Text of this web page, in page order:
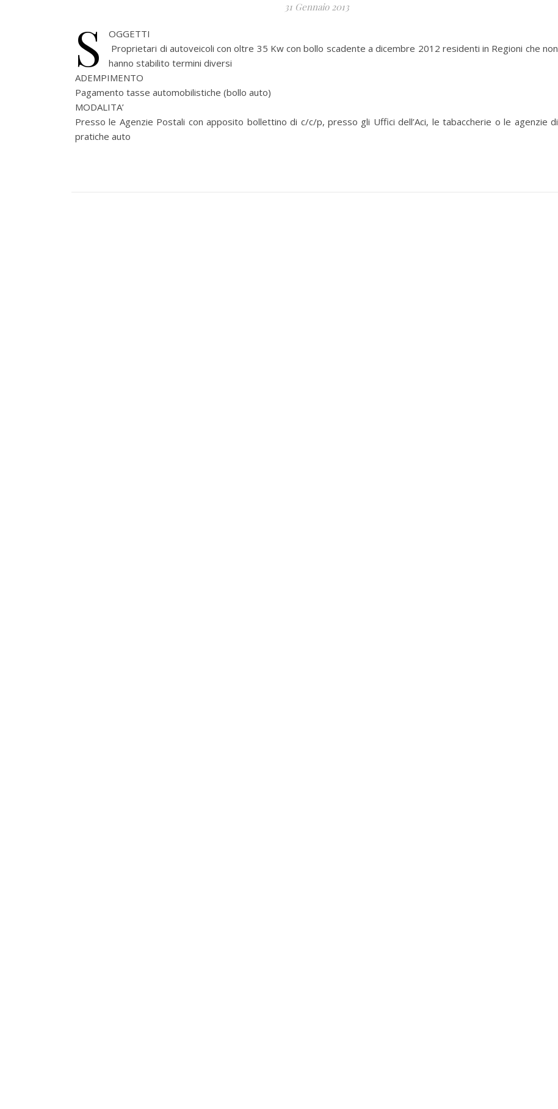
31 Gennaio 2013
S
OGGETTI
Proprietari di autoveicoli con oltre 35 Kw con bollo scadente a dicembre 2012 residenti in Regioni che non
hanno stabilito termini diversi
ADEMPIMENTO
Pagamento tasse automobilistiche (bollo auto)
MODALITA’
Presso le Agenzie Postali con apposito bollettino di c/c/p, presso gli Uffici dell’Aci, le tabaccherie o le agenzie di
pratiche auto